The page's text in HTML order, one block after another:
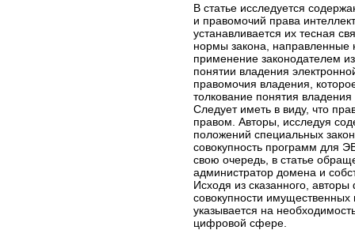
В статье исследуется
и правомочий права
устанавливается их тесная
нормы закона, направленные
применение законодателем
понятии владения
правомочия владения,
толкование понятия
Следует иметь в виду, что
правом. Авторы, исследуя
положений специальных
совокупность программ для
свою очередь, в статье
администратор домена и
Исходя из сказанного,
совокупности
указывается на
цифровой сфере.